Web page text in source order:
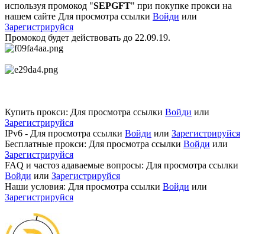
используя промокод "SEPGFT" при покупке прокси на
нашем сайте Для просмотра ссылки Войди или
Зарегистрируйся
Промокод будет действовать до 22.09.19.
Купить прокси: Для просмотра ссылки Войди или
Зарегистрируйся
IPv6 - Для просмотра ссылки Войди или Зарегистрируйся
Бесплатные прокси: Для просмотра ссылки Войди или
Зарегистрируйся
FAQ и частоз адаваемые вопросы: Для просмотра ссылки
Войди или Зарегистрируйся
Наши условия: Для просмотра ссылки Войди или
Зарегистрируйся